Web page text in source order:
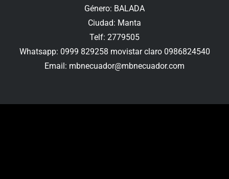
Género: BALADA
Ciudad: Manta
Telf: 2779505
Whatsapp: 0999 829258 movistar claro 0986824540
Email: mbnecuador@mbnecuador.com